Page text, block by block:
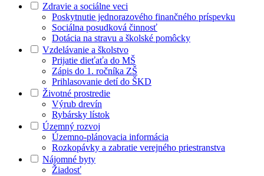
Zdravie a sociálne veci
Poskytnutie jednorazového finančného príspevku
Sociálna posudková činnosť
Dotácia na stravu a školské pomôcky
Vzdelávanie a školstvo
Prijatie dieťaťa do MŠ
Zápis do 1. ročníka ZŠ
Prihlasovanie detí do ŠKD
Životné prostredie
Výrub drevín
Rybársky lístok
Územný rozvoj
Územno-plánovacia informácia
Rozkopávky a zabratie verejného priestranstva
Nájomné byty
Žiadosť